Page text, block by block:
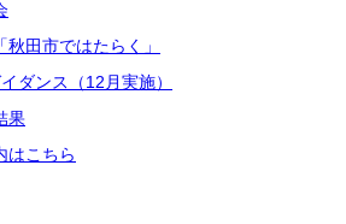
田市ではたらく」
ダンス（12月実施）
果
はこちら